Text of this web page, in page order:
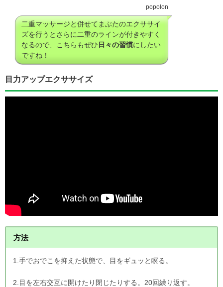
popolon
二重マッサージと併せてまぶたのエクササイ
ズを行うとさらに二重のラインが付きやすく
なるので、こちらもぜひ日々の習慣にしたい
ですね！
目力アップエクササイズ
方法
1.手でおでこを抑えた状態で、目をギュッと瞑る。
2.目を左右交互に開けたり閉じたりする。20回繰り返す。